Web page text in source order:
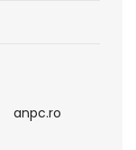
anpc.ro